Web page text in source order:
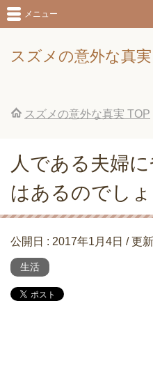
スズメの意外な真実
メニュー
スズメの意外な真実 TOP
人である夫婦
はあるのでし
公開日 : 2017年1月4日 / 更
生活